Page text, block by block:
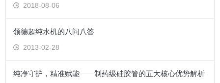
2018-08-06
领德超纯水机的八问八答
2013-02-28
纯净守护，精准赋能——制药级硅胶管的五大核心优势解析